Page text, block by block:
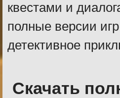
квестами и
полные версии
детективное
Скачать